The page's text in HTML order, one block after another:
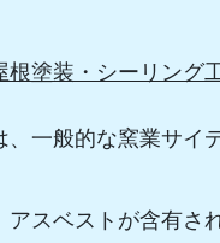
塗装・シーリング
、一般的な窯業サイ
アスベストが含有